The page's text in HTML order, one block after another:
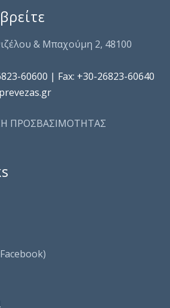
& Μπαχούμη 2, 48100
60600 | Fax: +30-26823-60640
ΠΡΟΣΒΑΣΙΜΟΤΗΤΑΣ